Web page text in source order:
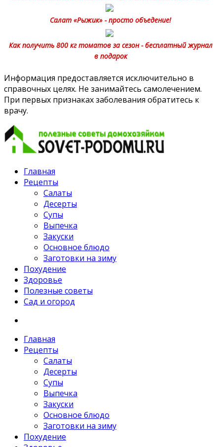
Салат «Рыжик» - просто объедение!
Как получить 800 кг томатов за сезон - бесплатный журнал
в подарок
Информация предоставляется исключительно в
справочных целях. Не занимайтесь самолечением.
При первых признаках заболевания обратитесь к
врачу.
Главная
Рецепты
Салаты
Десерты
Супы
Выпечка
Закуски
Основное блюдо
Заготовки на зиму
Похудение
Здоровье
Полезные советы
Сад и огород
Главная
Рецепты
Салаты
Десерты
Супы
Выпечка
Закуски
Основное блюдо
Заготовки на зиму
Похудение